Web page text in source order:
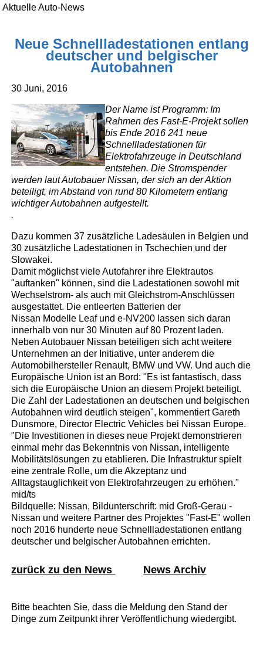
Aktuelle Auto-News
Neue Schnellladestationen entlang
deutscher und belgischer
Autobahnen
30 Juni, 2016
Der Name ist Programm: Im
Rahmen des Fast-E-Projekt sollen
bis Ende 2016 241 neue
Schnellladestationen für
Elektrofahrzeuge in Deutschland
entstehen. Die Stromspender
werden laut Autobauer Nissan, der sich an der Aktion
beteiligt, im Abstand von rund 80 Kilometern entlang
wichtiger Autobahnen aufgestellt.
.
Dazu kommen 37 zusätzliche Ladesäulen in Belgien und
30 zusätzliche Ladestationen in Tschechien und der
Slowakei.
Damit möglichst viele Autofahrer ihre Elektrautos
"auftanken" können, sind die Ladestationen sowohl mit
Wechselstrom- als auch mit Gleichstrom-Anschlüssen
ausgestattet. Die entleerten Batterien der
Nissan Modelle Leaf und e-NV200 lassen sich daran
innerhalb von nur 30 Minuten auf 80 Prozent laden.
Neben Autobauer Nissan beteiligen sich acht weitere
Unternehmen an der Initiative, unter anderem die
Automobilhersteller Renault, BMW und VW. Und auch die
Europäische Union ist an Bord: "Es ist fantastisch, dass
sich die Europäische Union an diesem Projekt beteiligt.
Die Zahl der Ladestationen an deutschen und belgischen
Autobahnen wird deutlich steigen", kommentiert Gareth
Dunsmore, Director Electric Vehicles bei Nissan Europe.
"Die Investitionen in dieses neue Projekt demonstrieren
einmal mehr das Bekenntnis von Nissan, intelligente
Mobilitätslösungen zu etablieren. Die Infrastruktur spielt
eine zentrale Rolle, um die Akzeptanz und
Alltagstauglichkeit von Elektrofahrzeugen zu erhöhen."
mid/ts
Bildquelle: Nissan, Bildunterschrift: mid Groß-Gerau -
Nissan und weitere Partner des Projektes "Fast-E" wollen
noch 2016 hunderte neue Schnellladestationen entlang
deutscher und belgischer Autobahnen errichten.
zurück zu den News News Archiv
Bitte beachten Sie, dass die Meldung den Stand der
Dinge zum Zeitpunkt ihrer Veröffentlichung wiedergibt.